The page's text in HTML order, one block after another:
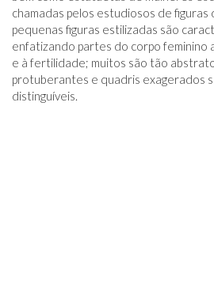
chamadas pelos estudiosos de figuras
pequenas figuras estilizadas são
enfatizando partes do corpo feminino
e à fertilidade; muitos são tão
protuberantes e quadris exagerados
distinguíveis.